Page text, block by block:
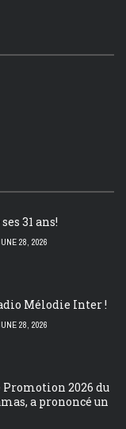
31 ans!
28, 2026
Mélodie Inter !
28, 2026
2026 du
a prononcé un